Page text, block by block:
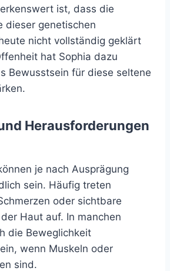
ist, dass die
dieser genetischen
nicht vollständig geklärt
hat Sophia dazu
Bewusstsein für diese seltene
Herausforderungen
je nach Ausprägung
sein. Häufig treten
oder sichtbare
Haut auf. In manchen
die Beweglichkeit
wenn Muskeln oder
sind.